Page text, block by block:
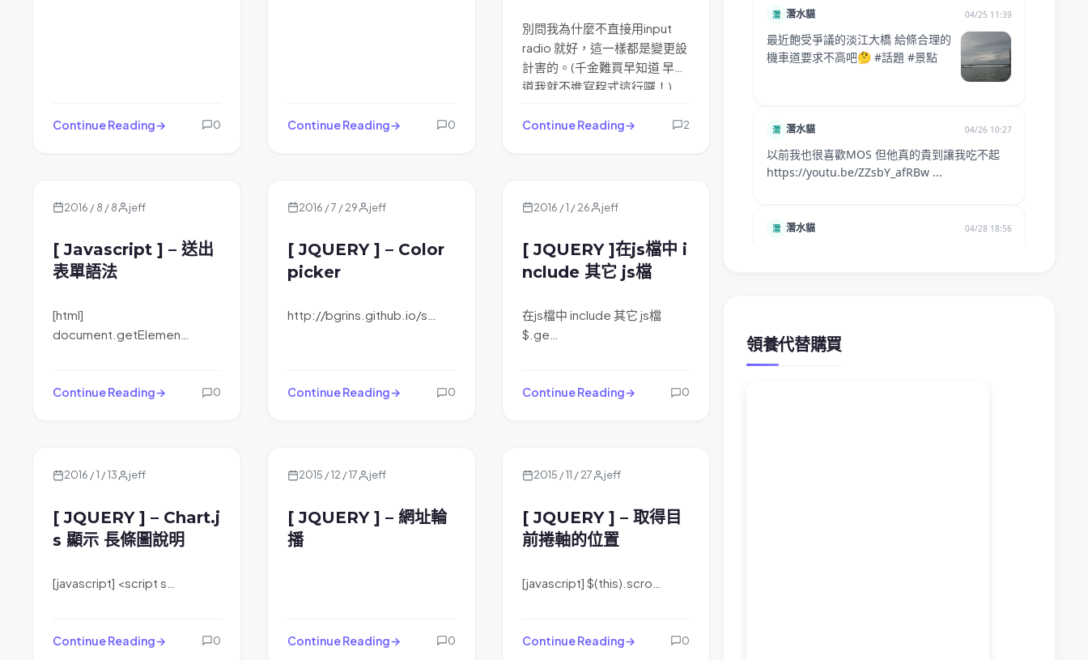
Continue Reading 0 Continue Reading 0
別問我為什麼不直接用input
radio 就好，這一樣都是變更設
計害的。(千金難買早知道 早知
道我就不進寫程式這行囉！)
是要能複選檔案的，但某天多
最快的解法就是在C功能進來的
Continue Reading 2
2016 / 8 / 8 jeff
[ Javascript ] – 送出
表單語法
[html]
document.getElemen…
Continue Reading 0
2016 / 7 / 29 jeff
[ JQUERY ] – Color
picker
http://bgrins.github.io/s…
Continue Reading 0
2016 / 1 / 26 jeff
[ JQUERY ]在js檔中 i
nclude 其它 js檔
在js檔中 include 其它 js檔
$.ge…
Continue Reading 0
2016 / 1 / 13 jeff
[ JQUERY ] – Chart.j
s 顯示 長條圖說明
[javascript] <script s…
Continue Reading 0
2015 / 12 / 17 jeff
[ JQUERY ] – 網址輪
播
Continue Reading 0
2015 / 11 / 27 jeff
[ JQUERY ] – 取得目
前捲軸的位置
[javascript] $(this).scro…
Continue Reading 0
領養代替購買